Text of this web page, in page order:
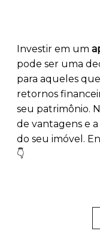
Investir em um
pode ser uma
para aqueles
retornos
seu patrimônio.
de vantagens e
do seu imóvel.
👇